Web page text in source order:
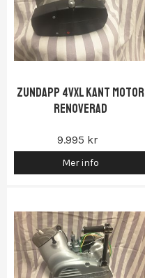
ZUNDAPP 4VXL KANT MOTOR
RENOVERAD
9.995 kr
Mer info